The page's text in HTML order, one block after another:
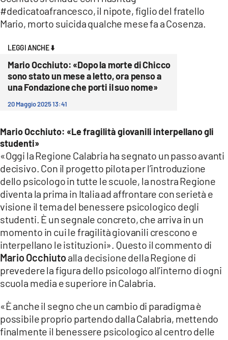
APPLE
#dedicatoafrancesco, il nipote, figlio del fratello
Mario, morto suicida qualche mese fa a Cosenza.
LEGGI ANCHE ⬇️
Mario Occhiuto: «Dopo la morte di Chicco
sono stato un mese a letto, ora penso a
una Fondazione che porti il suo nome»
20 Maggio 2025 13:41
Mario Occhiuto: «Le fragilità giovanili interpellano gli
studenti»
«Oggi la Regione Calabria ha segnato un passo avanti
decisivo. Con il progetto pilota per l’introduzione
dello psicologo in tutte le scuole, la nostra Regione
diventa la prima in Italia ad affrontare con serietà e
visione il tema del benessere psicologico degli
studenti. È un segnale concreto, che arriva in un
momento in cui le fragilità giovanili crescono e
interpellano le istituzioni». Questo il commento di
Mario Occhiutoalla decisione della Regione di
prevedere la figura dello psicologo all’interno di ogni
scuola media e superiore in Calabria.
«È anche il segno che un cambio di paradigma è
possibile proprio partendo dalla Calabria, mettendo
finalmente il benessere psicologico al centro delle